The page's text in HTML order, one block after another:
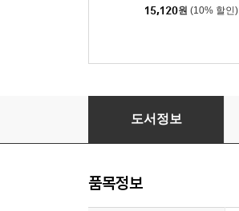
15,120원 (10% 할인)
리뷰마케팅
도서정보
품목정보